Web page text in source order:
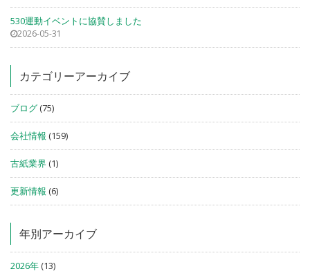
530運動イベントに協賛しました
2026-05-31
カテゴリーアーカイブ
ブログ(75)
会社情報 (159)
古紙業界 (1)
更新情報 (6)
年別アーカイブ
2026年(13)